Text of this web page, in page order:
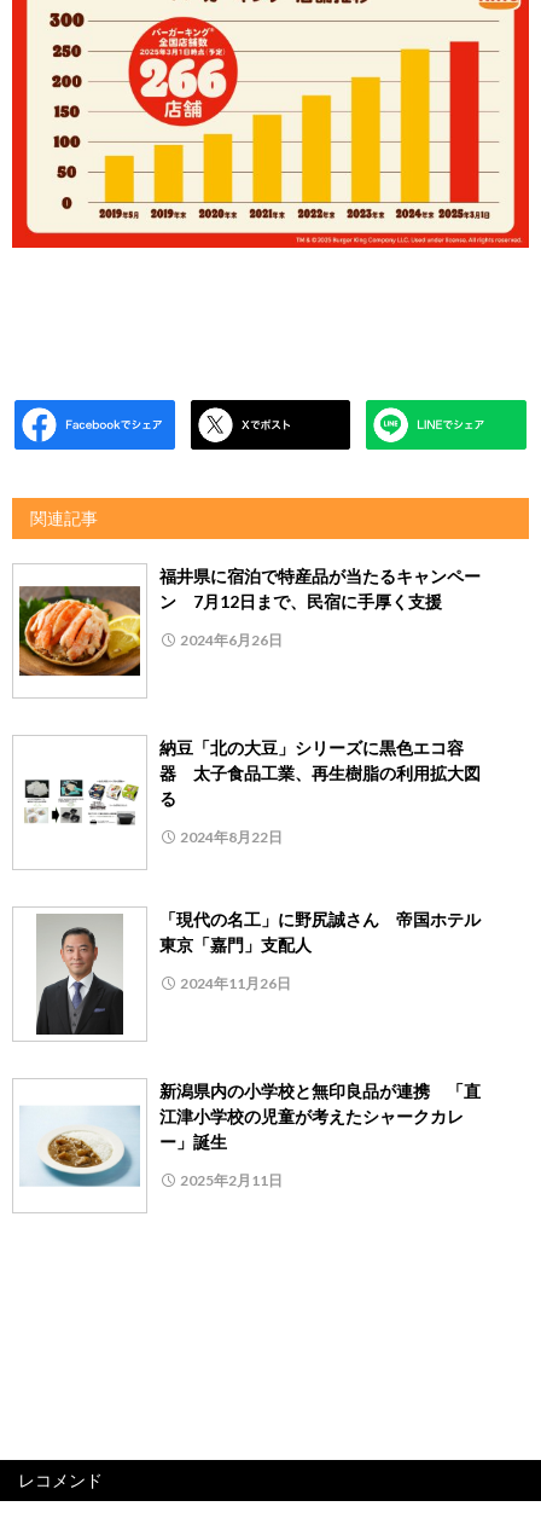
関連記事
福井県に宿泊で特産品が当たるキャンペー
ン 7月12日まで、民宿に手厚く支援
2024年6月26日
納豆「北の大豆」シリーズに黒色エコ容
器 太子食品工業、再生樹脂の利用拡大図
る
2024年8月22日
「現代の名工」に野尻誠さん 帝国ホテル
東京「嘉門」支配人
2024年11月26日
新潟県内の小学校と無印良品が連携 「直
江津小学校の児童が考えたシャークカレ
ー」誕生
2025年2月11日
レコメンド